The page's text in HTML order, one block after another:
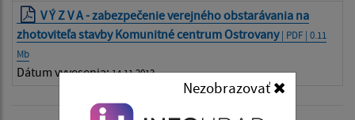
Nezobrazovať
V Ý Z V A - zabezpečenie verejného obstarávania na
zhotoviteľa stavby Komunitné centrum Ostrovany| PDF | 0.11
Mb
Dátum vyvesenia:14.11.2013